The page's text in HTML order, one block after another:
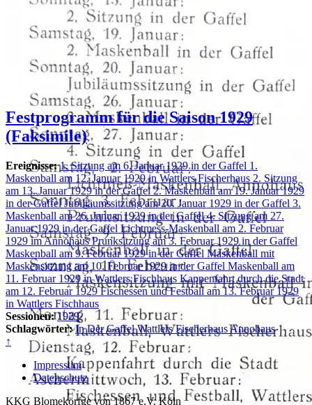
Festprogramm für die Saison 1929
(Faksimile)
Ereignisse: 1. Sitzung am 6. Januar 1929 in der Gaffel 1.
Maskenball am 12. Januar 1929 in Wattlers Fischerhaus 2. Sitzung
am 13. Januar 1929 in der Gaffel2. Maskenball am 19. Januar 1929
in der GaffelJubiliäumssitzung am 20. Januar 1929 in der Gaffel 3.
Maskenball am 26. Januar 1929 in der Gaffel4. Sitzung am 27.
Januar 1929 in der Gaffel Lichtmess-Maskenball am 2. Februar
1929 im AnnohausPrunksitzung am 3. Februar 1929 in der Gaffel
Maskenball am 9. Februar 1929 in der Gaffel Maskenball mit
Maskensitzung am 10. Februar 1929 in der Gaffel Maskenball am
11. Februar 1929 in Wattlers Fischhaus Kappenfahrt durch die Stadt
am 12. Februar 1929Fischessen und Festball am 13. Februar 1929
in Wattlers Fischhaus
Sessionen: 1929
Schlagwörter: In Der GaffelWattlers FischerhausAnnohaus
↑
Impressum
Datenschutz
KKG Blomekörfge von 1867 e.V. Köln